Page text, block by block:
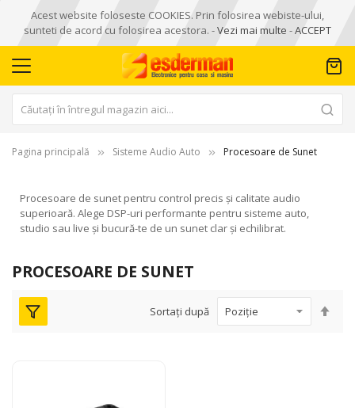
Acest website foloseste COOKIES. Prin folosirea webiste-ului,
sunteti de acord cu folosirea acestora. -Vezi mai multe -ACCEPT
Pagina principală Sisteme Audio Auto Procesoare de Sunet
Procesoare de sunet pentru control precis și calitate audio
superioară. Alege DSP-uri performante pentru sisteme auto,
studio sau live și bucură-te de un sunet clar și echilibrat.
PROCESOARE DE SUNET
Sortați după